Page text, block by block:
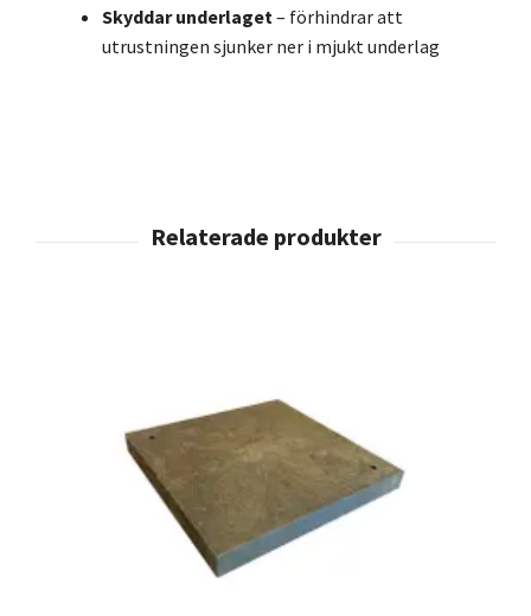
Skyddar underlaget – förhindrar att
utrustningen sjunker ner i mjukt underlag